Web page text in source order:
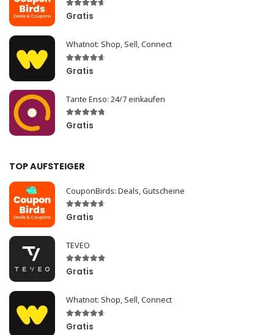
Gratis
Whatnot: Shop, Sell, Connect
Gratis
Tante Enso: 24/7 einkaufen
Gratis
TOP AUFSTEIGER
CouponBirds: Deals, Gutscheine
Gratis
TEVEO
Gratis
Whatnot: Shop, Sell, Connect
Gratis